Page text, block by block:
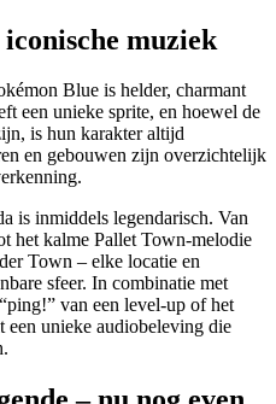
muziek
Blue is helder, charmant
een unieke sprite, en hoewel de
is hun karakter altijd
en gebouwen zijn overzichtelijk
is inmiddels legendarisch. Van
het kalme Pallet Town-melodie
Town – elke locatie en
sfeer. In combinatie met
van een level-up of het
een unieke audiobeleving die